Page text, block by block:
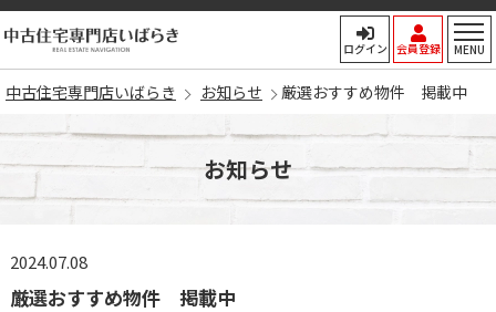
中古住宅専門店いばらき
ログイン 会員登録 MENU
中古住宅専門店いばらき お知らせ 厳選おすすめ物件 掲載中
お知らせ
2024.07.08
厳選おすすめ物件 掲載中